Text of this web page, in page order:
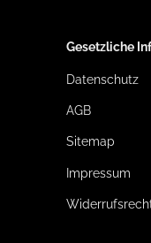
Gesetzliche
Datenschutz
AGB
Sitemap
Impressum